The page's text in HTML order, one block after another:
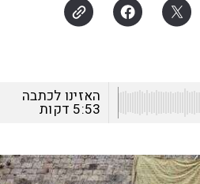
האזינו לכתבה
5:53 דקות